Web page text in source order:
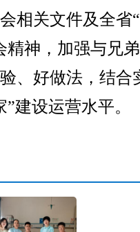
相关文件及全省
精神，加强与兄
、好做法，结合
建设运营水平。